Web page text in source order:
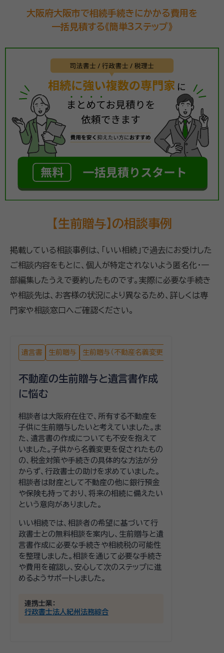
大阪府大阪市で相続手続きにかかる費用を
一括見積する《簡単3ステップ》
【生前贈与】の相談事例
掲載している相談事例は、「いい相続」で過去にお受けした
ご相談内容をもとに、個人が特定されないよう匿名化・一
部編集したうえで要約したものです。実際に必要な手続き
や相談先は、お客様の状況により異なるため、詳しくは専
門家や相談窓口へご確認ください。
遺言書 生前贈与 生前贈与（不動産名義変更）
不動産の生前贈与と遺言書作成
に悩む
相談者は大阪府在住で、所有する不動産を
子供に生前贈与したいと考えていました。ま
た、遺言書の作成についても不安を抱えて
いました。子供から名義変更を促されたもの
の、税金対策や手続きの具体的な方法が分
からず、行政書士の助けを求めていました。
相談者は財産として不動産の他に銀行預金
や保険も持っており、将来の相続に備えたい
という意向がありました。
いい相続では、相談者の希望に基づいて行
政書士との無料相談を案内し、生前贈与と遺
言書作成に必要な手続きや相続税の可能性
を整理しました。相談を通じて必要な手続き
や費用を確認し、安心して次のステップに進
めるようサポートしました。
連携士業：
行政書士法人紀州法務綜合